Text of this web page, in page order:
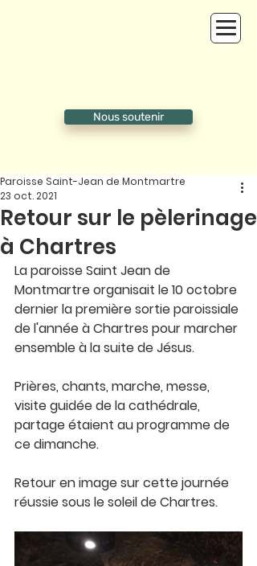
Nous soutenir
Retour sur le pèlerinage
à Chartres
Paroisse Saint-Jean de Montmartre
23 oct. 2021
La paroisse Saint Jean de
Montmartre organisait le 10 octobre
dernier la première sortie paroissiale
de l'année à Chartres pour marcher
ensemble à la suite de Jésus.
Prières, chants, marche, messe,
visite guidée de la cathédrale,
partage étaient au programme de
ce dimanche.
Retour en image sur cette journée
réussie sous le soleil de Chartres.